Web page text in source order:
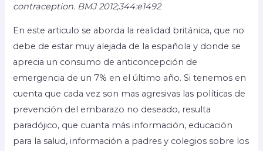
contraception. BMJ 2012;344:e1492
En este articulo se aborda la realidad británica, que no
debe de estar muy alejada de la española y donde se
aprecia un consumo de anticoncepción de
emergencia de un 7% en el último año. Si tenemos en
cuenta que cada vez son mas agresivas las políticas de
prevención del embarazo no deseado, resulta
paradójico, que cuanta más información, educación
para la salud, información a padres y colegios sobre los